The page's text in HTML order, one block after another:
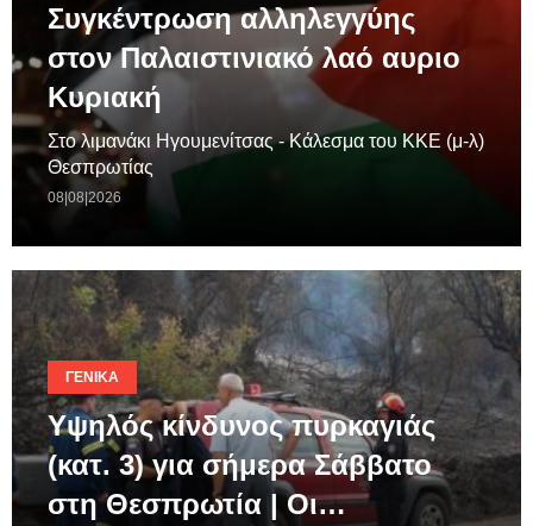
Συγκέντρωση αλληλεγγύης
στον Παλαιστινιακό λαό αυριο
Κυριακή
Στο λιμανάκι Ηγουμενίτσας - Κάλεσμα του ΚΚΕ (μ-λ)
Θεσπρωτίας
08|08|2026
ΓΕΝΙΚΆ
Υψηλός κίνδυνος πυρκαγιάς
(κατ. 3) για σήμερα Σάββατο
στη Θεσπρωτία | Οι…